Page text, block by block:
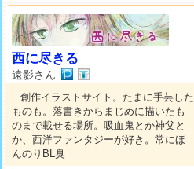
西に尽きる
遠影さん
創作イラストサイト。たまに手芸した
ものも。落書きからまじめに描いたも
のまで載せる場所。吸血鬼とか神父と
か、西洋ファンタジーが好き。常にほ
んのりBL臭